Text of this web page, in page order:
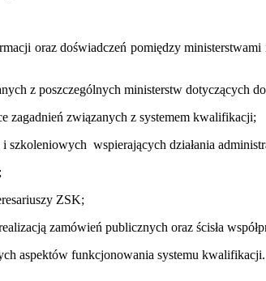
oraz doświadczeń pomiędzy
z poszczególnych ministerstw dotyczących
zagadnień związanych z systemem kwalifikacji;
i szkoleniowych wspierających działania
ZSK;
zamówień publicznych oraz ścisła
aspektów funkcjonowania systemu kwalifikacji.